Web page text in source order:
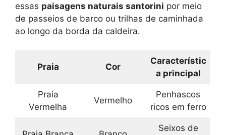
essas paisagens naturais santorini por meio
de passeios de barco ou trilhas de caminhada
ao longo da borda da caldeira.
Praia Cor
Característic
a principal
Praia
Vermelha
Vermelho
Penhascos
ricos em ferro
Seixos de